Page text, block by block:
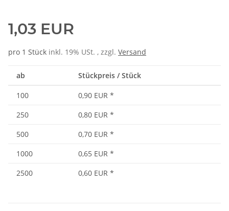
1,03 EUR
pro 1 Stück inkl. 19% USt. , zzgl. Versand
ab Stückpreis / Stück
100 0,90 EUR *
250
0,80 EUR *
500
0,70 EUR *
1000
0,65 EUR *
2500
0,60 EUR *